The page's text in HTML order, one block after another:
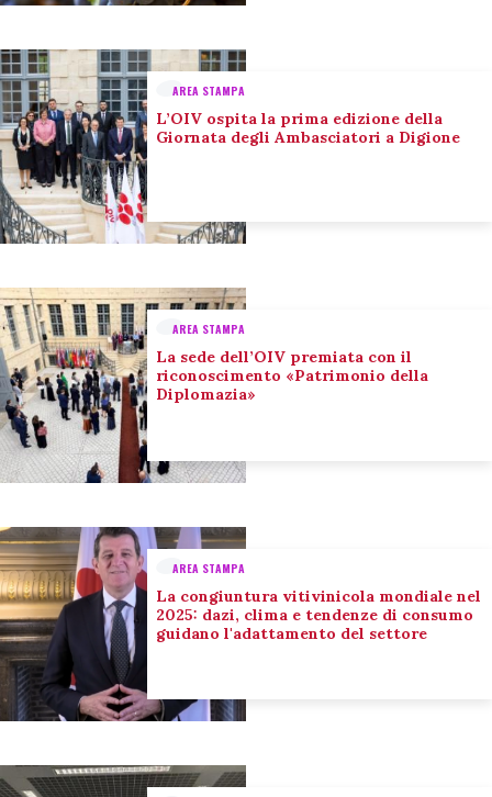
AREA STAMPA
L’OIV ospita la prima edizione della
Giornata degli Ambasciatori a Digione
AREA STAMPA
La sede dell’OIV premiata con il
riconoscimento «Patrimonio della
Diplomazia»
AREA STAMPA
La congiuntura vitivinicola mondiale nel
2025: dazi, clima e tendenze di consumo
guidano l'adattamento del settore